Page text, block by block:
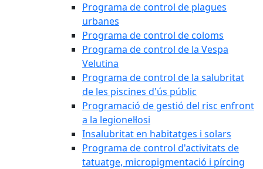
Programa de control de plagues
urbanes
Programa de control de coloms
Programa de control de la Vespa
Velutina
Programa de control de la salubritat
de les piscines d'ús públic
Programació de gestió del risc enfront
a la legionel·losi
Insalubritat en habitatges i solars
Programa de control d'activitats de
tatuatge, micropigmentació i pírcing